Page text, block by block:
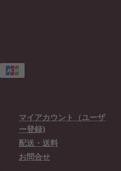
マイアカウント（ユーザ
ー登録)
配送・送料
お問合せ